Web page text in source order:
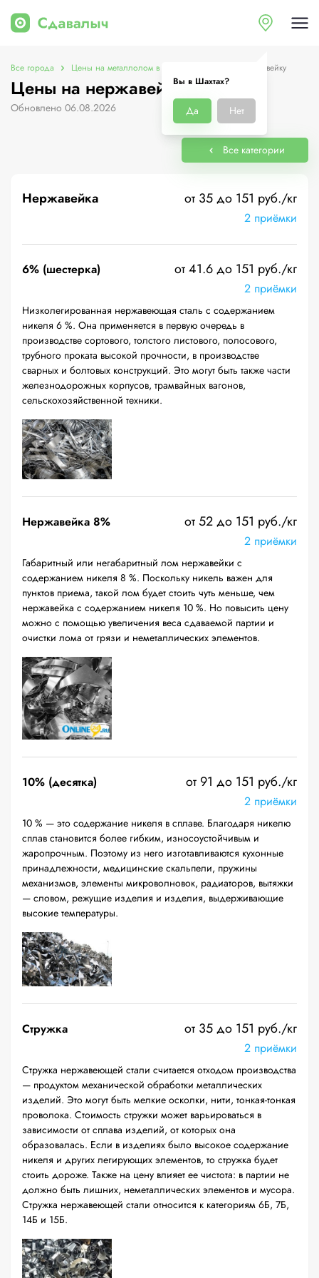
Вы в Шахтах?
Да Нет
Все города Цены на металлолом в Шахтах Цены на нержавейку
Цены на нержавейку в Шахтах
Обновлено 06.08.2026
Все категории
Нержавейка от 35 до 151 руб./кг
2 приёмки
6% (шестерка) от 41.6 до 151 руб./кг
2 приёмки
Низколегированная нержавеющая сталь с содержанием
никеля 6 %. Она применяется в первую очередь в
производстве сортового, толстого листового, полосового,
трубного проката высокой прочности, в производстве
сварных и болтовых конструкций. Это могут быть также части
железнодорожных корпусов, трамвайных вагонов,
сельскохозяйственной техники.
Нержавейка 8% от 52 до 151 руб./кг
2 приёмки
Габаритный или негабаритный лом нержавейки с
содержанием никеля 8 %. Поскольку никель важен для
пунктов приема, такой лом будет стоить чуть меньше, чем
нержавейка с содержанием никеля 10 %. Но повысить цену
можно с помощью увеличения веса сдаваемой партии и
очистки лома от грязи и неметаллических элементов.
10% (десятка) от 91 до 151 руб./кг
2 приёмки
10 % — это содержание никеля в сплаве. Благодаря никелю
сплав становится более гибким, износоустойчивым и
жаропрочным. Поэтому из него изготавливаются кухонные
принадлежности, медицинские скальпели, пружины
механизмов, элементы микроволновок, радиаторов, вытяжки
— словом, режущие изделия и изделия, выдерживающие
высокие температуры.
Стружка от 35 до 151 руб./кг
2 приёмки
Стружка нержавеющей стали считается отходом производства
— продуктом механической обработки металлических
изделий. Это могут быть мелкие осколки, нити, тонкая-тонкая
проволока. Стоимость стружки может варьироваться в
зависимости от сплава изделий, от которых она
образовалась. Если в изделиях было высокое содержание
никеля и других легирующих элементов, то стружка будет
стоить дороже. Также на цену влияет ее чистота: в партии не
должно быть лишних, неметаллических элементов и мусора.
Стружка нержавеющей стали относится к категориям 6Б, 7Б,
14Б и 15Б.